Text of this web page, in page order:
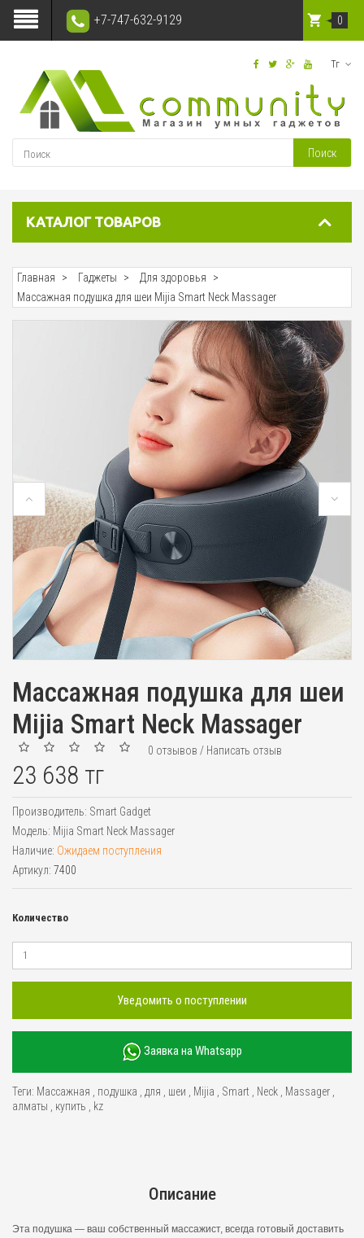
+7-747-632-9129
Тг
Поиск
0
КАТАЛОГ ТОВАРОВ
Главная Гаджеты
Для здоровья
Массажная подушка для шеи Mijia Smart Neck Massager
Массажная подушка для шеи
Mijia Smart Neck Massager
0 отзывов / Написать отзыв
23 638 тг
Производитель: Smart Gadget
Модель: Mijia Smart Neck Massager
Наличие: Ожидаем поступления
Артикул: 7400
Количество
Уведомить о поступлении
Заявка на Whatsapp
Теги: Массажная подушка для шеи Mijia Smart Neck Massager
алматы
купить kz
Описание
Эта подушка — ваш собственный массажист, всегда готовый доставить